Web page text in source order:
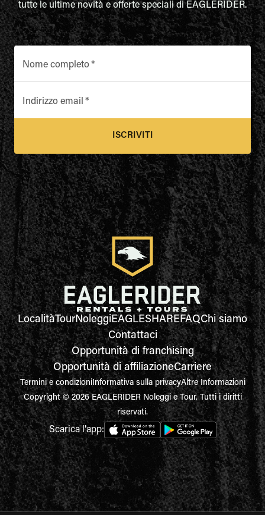
tutte le ultime novità e offerte speciali di EAGLERIDER.
Nome completo*
Indirizzo email *
ISCRIVITI
LocalitàTourNoleggiEAGLESHAREFAQChi siamo
Contattaci
Opportunità di franchising
Opportunità di affiliazioneCarriere
Termini e condizioniInformativa sulla privacyAltre Informazioni
Copyright © 2026 EAGLERIDER Noleggi e Tour. Tutti i diritti
riservati.
Scarica l'app: